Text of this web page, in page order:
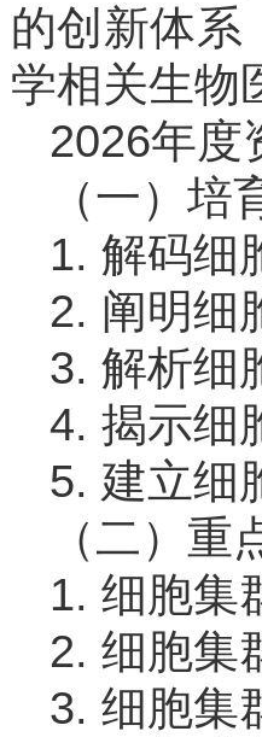
的创新体系
学相关生物
2026年度
（一）培
1. 解码细
2. 阐明细
3. 解析细
4. 揭示细
5. 建立细
（二）
1. 细胞集
2. 细胞集
3. 细胞集